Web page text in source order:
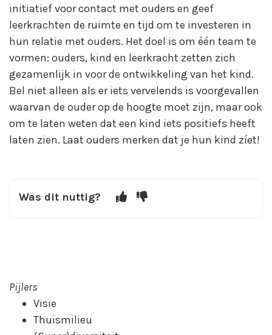
initiatief voor contact met ouders en geef
leerkrachten de ruimte en tijd om te investeren in
hun relatie met ouders. Het doel is om één team te
vormen: ouders, kind en leerkracht zetten zich
gezamenlijk in voor de ontwikkeling van het kind.
Bel niet alleen als er iets vervelends is voorgevallen
waarvan de ouder op de hoogte moet zijn, maar ook
om te laten weten dat een kind iets positiefs heeft
laten zien. Laat ouders merken dat je hun kind zíet!
Was dit nuttig?
Pijlers
Visie
Thuismilieu